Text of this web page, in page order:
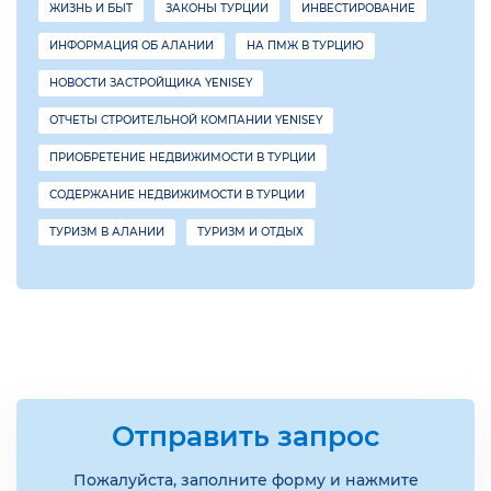
ЖИЗНЬ И БЫТ ЗАКОНЫ ТУРЦИИ ИНВЕСТИРОВАНИЕ
ИНФОРМАЦИЯ ОБ АЛАНИИ НА ПМЖ В ТУРЦИЮ
НОВОСТИ ЗАСТРОЙЩИКА YENISEY
ОТЧЕТЫ СТРОИТЕЛЬНОЙ КОМПАНИИ YENISEY
ПРИОБРЕТЕНИЕ НЕДВИЖИМОСТИ В ТУРЦИИ
СОДЕРЖАНИЕ НЕДВИЖИМОСТИ В ТУРЦИИ
ТУРИЗМ В АЛАНИИ ТУРИЗМ И ОТДЫХ
Отправить запрос
Пожалуйста, заполните форму и нажмите